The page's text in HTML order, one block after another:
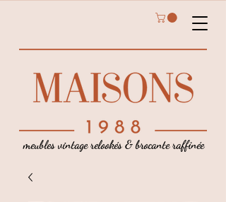
meubles vintage relookés & brocante raffinée